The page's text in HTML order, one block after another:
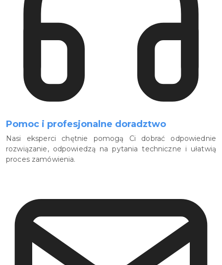
Pomoc i profesjonalne doradztwo
Nasi eksperci chętnie pomogą Ci dobrać odpowiednie
rozwiązanie, odpowiedzą na pytania techniczne i ułatwią
proces zamówienia.